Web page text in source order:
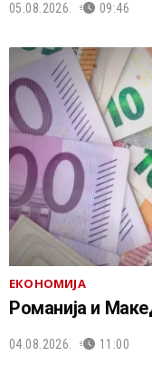
05.08.2026. 09:46
ЕКОНОМИЈА
Романија и
04.08.2026. 11:00